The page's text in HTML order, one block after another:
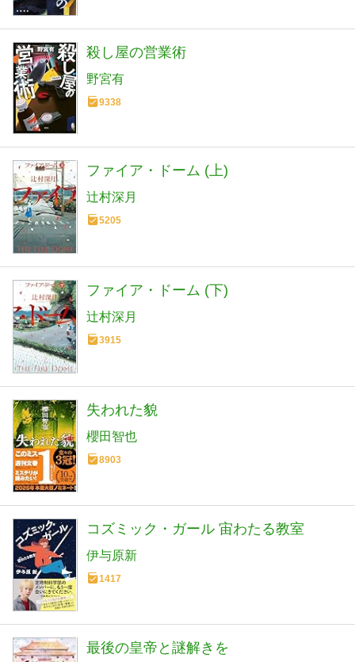
殺し屋の営業術
野宮有
9338
ファイア・ドーム (上)
辻村深月
5205
ファイア・ドーム (下)
辻村深月
3915
失われた貌
櫻田智也
8903
コズミック・ガール 宙わたる教室
伊与原新
1417
最後の皇帝と謎解きを